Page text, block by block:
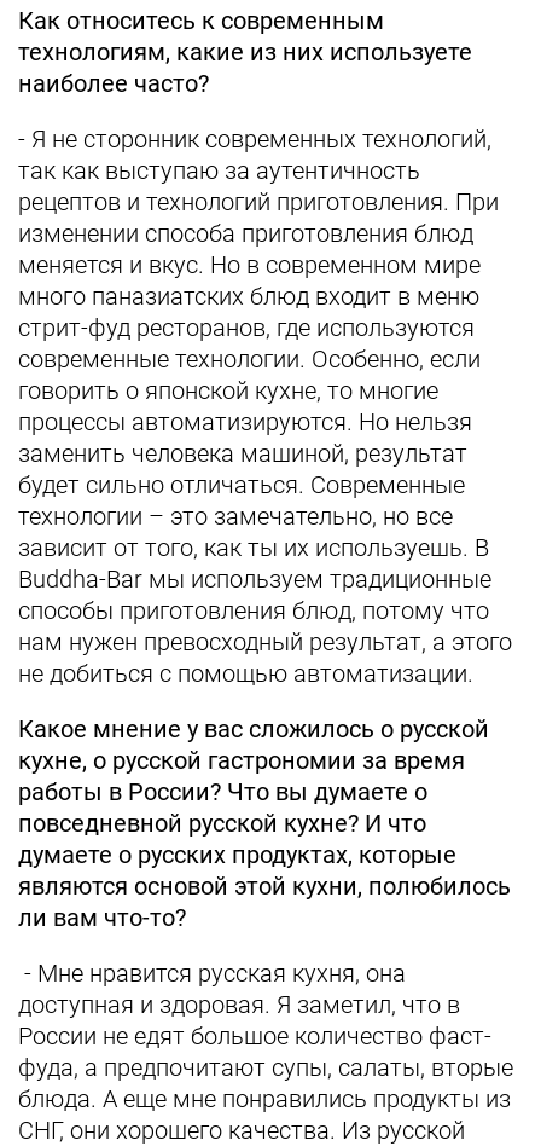
Как относитесь к современным
технологиям, какие из них используете
наиболее часто?
- Я не сторонник современных технологий,
так как выступаю за аутентичность
рецептов и технологий приготовления. При
изменении способа приготовления блюд
меняется и вкус. Но в современном мире
много паназиатских блюд входит в меню
стрит-фуд ресторанов, где используются
современные технологии. Особенно, если
говорить о японской кухне, то многие
процессы автоматизируются. Но нельзя
заменить человека машиной, результат
будет сильно отличаться. Современные
технологии – это замечательно, но все
зависит от того, как ты их используешь. В
Buddha-Bar мы используем традиционные
способы приготовления блюд, потому что
нам нужен превосходный результат, а этого
не добиться с помощью автоматизации.
Какое мнение у вас сложилось о русской
кухне, о русской гастрономии за время
работы в России? Что вы думаете о
повседневной русской кухне? И что
думаете о русских продуктах, которые
являются основой этой кухни, полюбилось
ли вам что-то?
- Мне нравится русская кухня, она
доступная и здоровая. Я заметил, что в
России не едят большое количество фаст-
фуда, а предпочитают супы, салаты, вторые
блюда. А еще мне понравились продукты из
СНГ, они хорошего качества. Из русской